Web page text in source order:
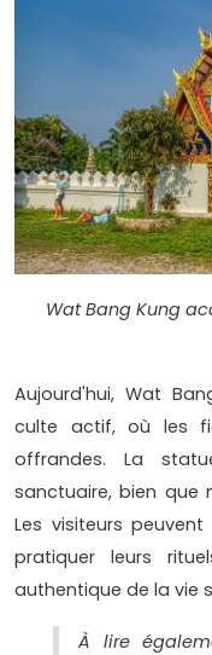
Wat Bang Kung
Aujourd'hui, Wat
culte actif, où les
offrandes. La
sanctuaire, bien que
Les visiteurs
pratiquer leurs
authentique de la vie
À lire